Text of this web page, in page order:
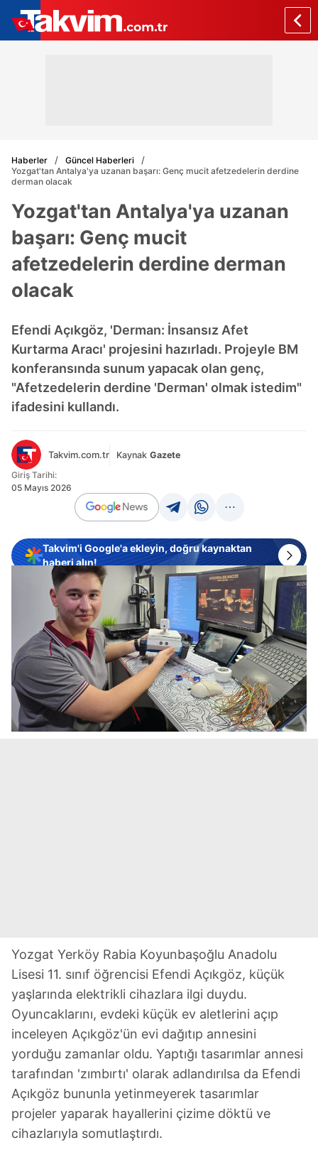
Haberler
Güncel Haberleri
Yozgat'tan Antalya'ya uzanan başarı: Genç mucit afetzedelerin derdine
derman olacak
Yozgat'tan Antalya'ya uzanan
başarı: Genç mucit
afetzedelerin derdine derman
olacak
Efendi Açıkgöz, 'Derman: İnsansız Afet
Kurtarma Aracı' projesini hazırladı. Projeyle BM
konferansında sunum yapacak olan genç,
"Afetzedelerin derdine 'Derman' olmak istedim"
ifadesini kullandı.
Takvim.com.tr Kaynak Gazete
Giriş Tarihi:
05 Mayıs 2026
Takvim'i Google'a ekleyin, doğru kaynaktan
haberi alın!
Yozgat Yerköy Rabia Koyunbaşoğlu Anadolu
Lisesi 11. sınıf öğrencisi Efendi Açıkgöz, küçük
yaşlarında elektrikli cihazlara ilgi duydu.
Oyuncaklarını, evdeki küçük ev aletlerini açıp
inceleyen Açıkgöz'ün evi dağıtıp annesini
yorduğu zamanlar oldu. Yaptığı tasarımlar annesi
tarafından 'zımbırtı' olarak adlandırılsa da Efendi
Açıkgöz bununla yetinmeyerek tasarımlar
projeler yaparak hayallerini çizime döktü ve
cihazlarıyla somutlaştırdı.